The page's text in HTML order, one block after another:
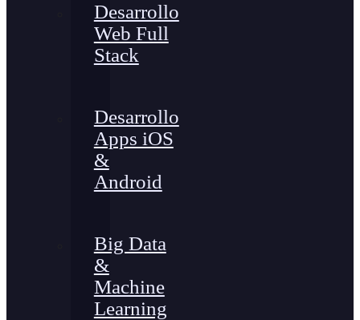
Desarrollo
Web Full
Stack
Desarrollo
Apps iOS
&
Android
Big Data
&
Machine
Learning